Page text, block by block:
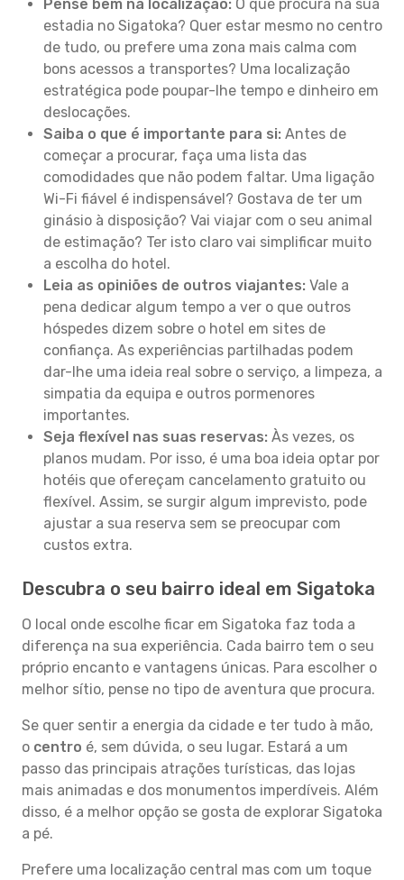
Pense bem na localização: O que procura na sua
estadia no Sigatoka? Quer estar mesmo no centro
de tudo, ou prefere uma zona mais calma com
bons acessos a transportes? Uma localização
estratégica pode poupar-lhe tempo e dinheiro em
deslocações.
Saiba o que é importante para si: Antes de
começar a procurar, faça uma lista das
comodidades que não podem faltar. Uma ligação
Wi-Fi fiável é indispensável? Gostava de ter um
ginásio à disposição? Vai viajar com o seu animal
de estimação? Ter isto claro vai simplificar muito
a escolha do hotel.
Leia as opiniões de outros viajantes: Vale a
pena dedicar algum tempo a ver o que outros
hóspedes dizem sobre o hotel em sites de
confiança. As experiências partilhadas podem
dar-lhe uma ideia real sobre o serviço, a limpeza, a
simpatia da equipa e outros pormenores
importantes.
Seja flexível nas suas reservas: Às vezes, os
planos mudam. Por isso, é uma boa ideia optar por
hotéis que ofereçam cancelamento gratuito ou
flexível. Assim, se surgir algum imprevisto, pode
ajustar a sua reserva sem se preocupar com
custos extra.
Descubra o seu bairro ideal em Sigatoka
O local onde escolhe ficar em Sigatoka faz toda a
diferença na sua experiência. Cada bairro tem o seu
próprio encanto e vantagens únicas. Para escolher o
melhor sítio, pense no tipo de aventura que procura.
Se quer sentir a energia da cidade e ter tudo à mão,
o centro é, sem dúvida, o seu lugar. Estará a um
passo das principais atrações turísticas, das lojas
mais animadas e dos monumentos imperdíveis. Além
disso, é a melhor opção se gosta de explorar Sigatoka
a pé.
Prefere uma localização central mas com um toque